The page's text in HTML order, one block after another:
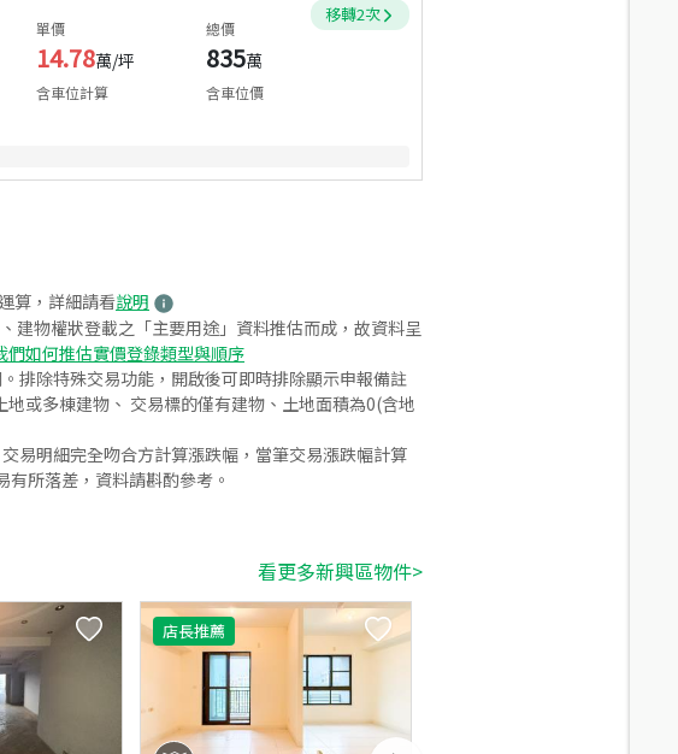
單價
14.78萬/坪
含車位計算
總價
835萬
含車位價
移轉2次
算，詳細請看說明
建物權狀登載之「主要用途」資料推估而成，故資料呈
們如何推估實價登錄類型與順序
排除特殊交易功能，開啟後可即時排除顯示申報備註
或多棟建物、 交易標的僅有建物、土地面積為0(含地
易明細完全吻合方計算漲跌幅，當筆交易漲跌幅計算
所落差，資料請斟酌參考。
看更多新興區物件>
店長推薦